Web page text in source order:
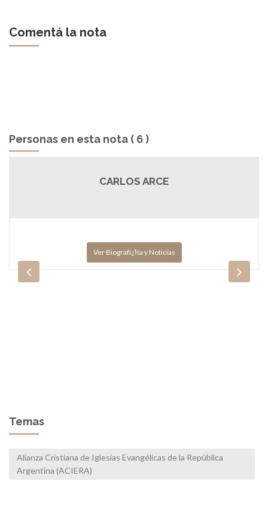
Comentá la nota
Personas en esta nota ( 6 )
BERNARDO AFFRANCHINO
Ver Biografï¿½a y Noticias
Temas
Alianza Cristiana de Iglesias Evangélicas de la República
Argentina (ACIERA)